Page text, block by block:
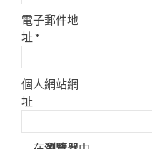
電子郵件地
址*
個人網站網
址